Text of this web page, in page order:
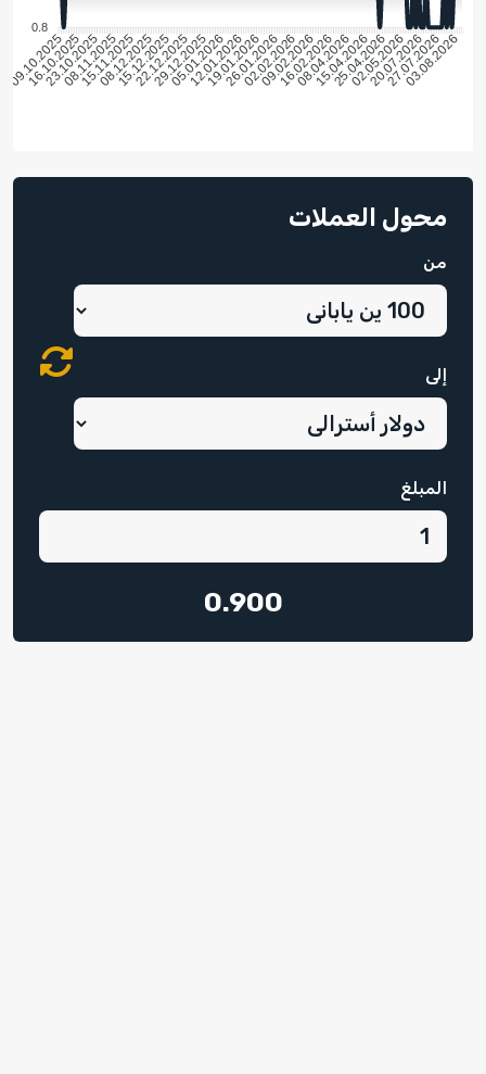
0.8
09.10.2025
16.10.2025
23.10.2025
08.11.2025
15.11.2025
08.12.2025
15.12.2025
22.12.2025
29.12.2025
05.01.2026
12.01.2026
19.01.2026
26.01.2026
02.02.2026
09.02.2026
16.02.2026
08.04.2026
15.04.2026
25.04.2026
02.05.2026
20.07.2026
27.07.2026
03.08.2026
محول العملات
من
إلى
المبلغ
0.900